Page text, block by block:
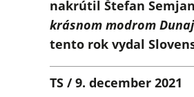
nakrútil Štefan
krásnom modrom
tento rok vydal
TS / 9. december 2021